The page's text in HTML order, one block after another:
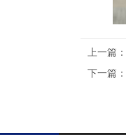
上一篇：
下一篇：